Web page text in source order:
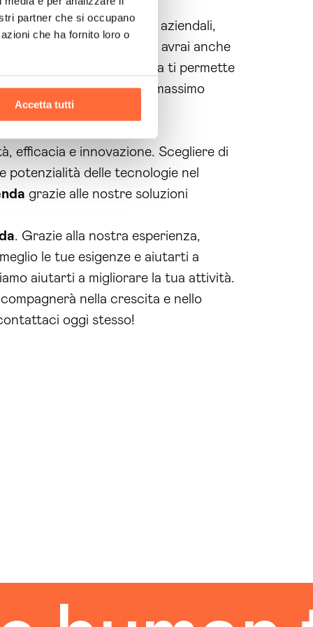
partner che si occupano
che ha fornito loro o
Accetta tutti
e ottimizzare i processi aziendali,
come Brain Computing, avrai anche
consulenza informatica ti permette
e raggiungere il massimo
efficacia e innovazione. Scegliere di
delle tecnologie nel
grazie alle nostre soluzioni
. Grazie alla nostra esperienza,
le tue esigenze e aiutarti a
aiutarti a migliorare la tua attività.
nella crescita e nello
oggi stesso!